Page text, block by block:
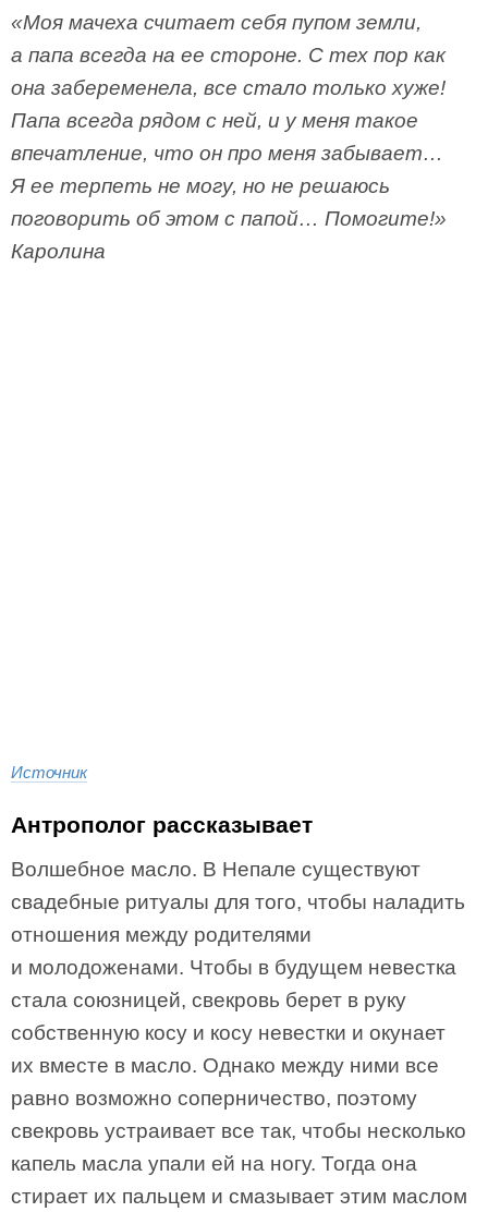
«Моя мачеха считает себя пупом земли,
а папа всегда на ее стороне. С тех пор как
она забеременела, все стало только хуже!
Папа всегда рядом с ней, и у меня такое
впечатление, что он про меня забывает…
Я ее терпеть не могу, но не решаюсь
поговорить об этом с папой… Помогите!»
Каролина
Источник
Антрополог рассказывает
Волшебное масло. В Непале существуют
свадебные ритуалы для того, чтобы наладить
отношения между родителями
и молодоженами. Чтобы в будущем невестка
стала союзницей, свекровь берет в руку
собственную косу и косу невестки и окунает
их вместе в масло. Однако между ними все
равно возможно соперничество, поэтому
свекровь устраивает все так, чтобы несколько
капель масла упали ей на ногу. Тогда она
стирает их пальцем и смазывает этим маслом